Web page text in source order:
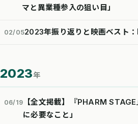
マと異業種参入の狙い目」
02/052023年振り返りと映画ベスト
2023年
06/19
【全文掲載】『PHARM
に必要なこと」